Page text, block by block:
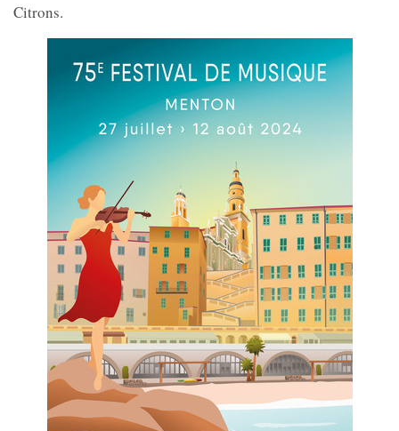
Citrons.